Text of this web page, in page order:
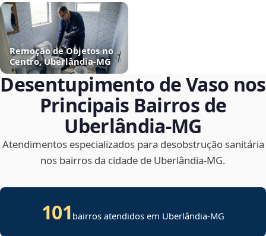
Remoção de Objetos no
Centro, Uberlândia‑MG
Desentupimento de Vaso nos
Principais Bairros de
Uberlândia‑MG
Atendimentos especializados para desobstrução sanitária
nos bairros da cidade de Uberlândia‑MG.
101 bairros atendidos em Uberlândia-MG